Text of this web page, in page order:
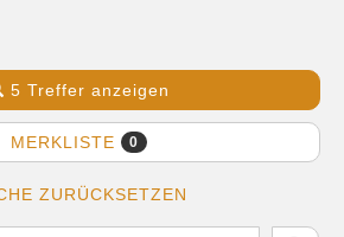
5 Treffer anzeigen
MERKLISTE 0
ZURÜCKSETZEN